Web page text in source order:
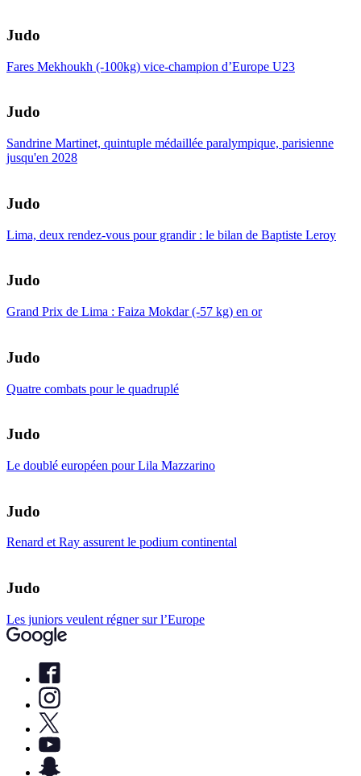
Judo
Fares Mekhoukh (-100kg) vice-champion d’Europe U23
Judo
Sandrine Martinet, quintuple médaillée paralympique, parisienne
jusqu'en 2028
Judo
Lima, deux rendez-vous pour grandir : le bilan de Baptiste Leroy
Judo
Grand Prix de Lima : Faiza Mokdar (-57 kg) en or
Judo
Quatre combats pour le quadruplé
Judo
Le doublé européen pour Lila Mazzarino
Judo
Renard et Ray assurent le podium continental
Judo
Les juniors veulent régner sur l’Europe